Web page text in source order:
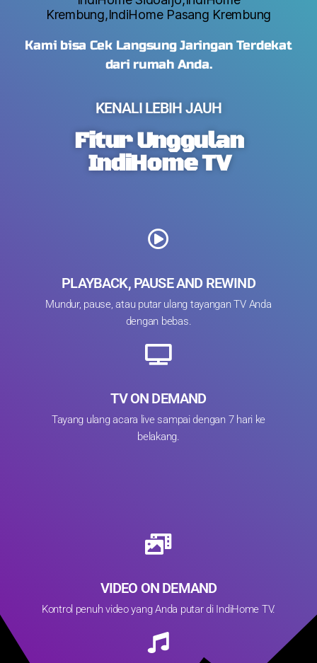
Kami bisa Cek Langsung Jaringan Terdekat
dari rumah Anda.
KENALI LEBIH JAUH
Fitur Unggulan
IndiHome TV
PLAYBACK, PAUSE AND REWIND
Mundur, pause, atau putar ulang tayangan TV Anda
dengan bebas.
TV ON DEMAND
Tayang ulang acara live sampai dengan 7 hari ke
belakang.
VIDEO ON DEMAND
Kontrol penuh video yang Anda putar di IndiHome TV.